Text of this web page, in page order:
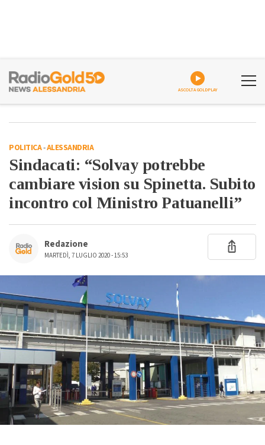
ASCOLTA GOLDPLAY
POLITICA-ALESSANDRIA
Sindacati: “Solvay potrebbe
cambiare vision su Spinetta. Subito
incontro col Ministro Patuanelli”
Redazione
MARTEDÌ, 7 LUGLIO 2020 - 15:53